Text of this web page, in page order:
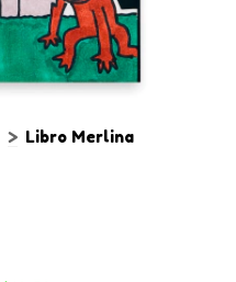
> Libro Merlina